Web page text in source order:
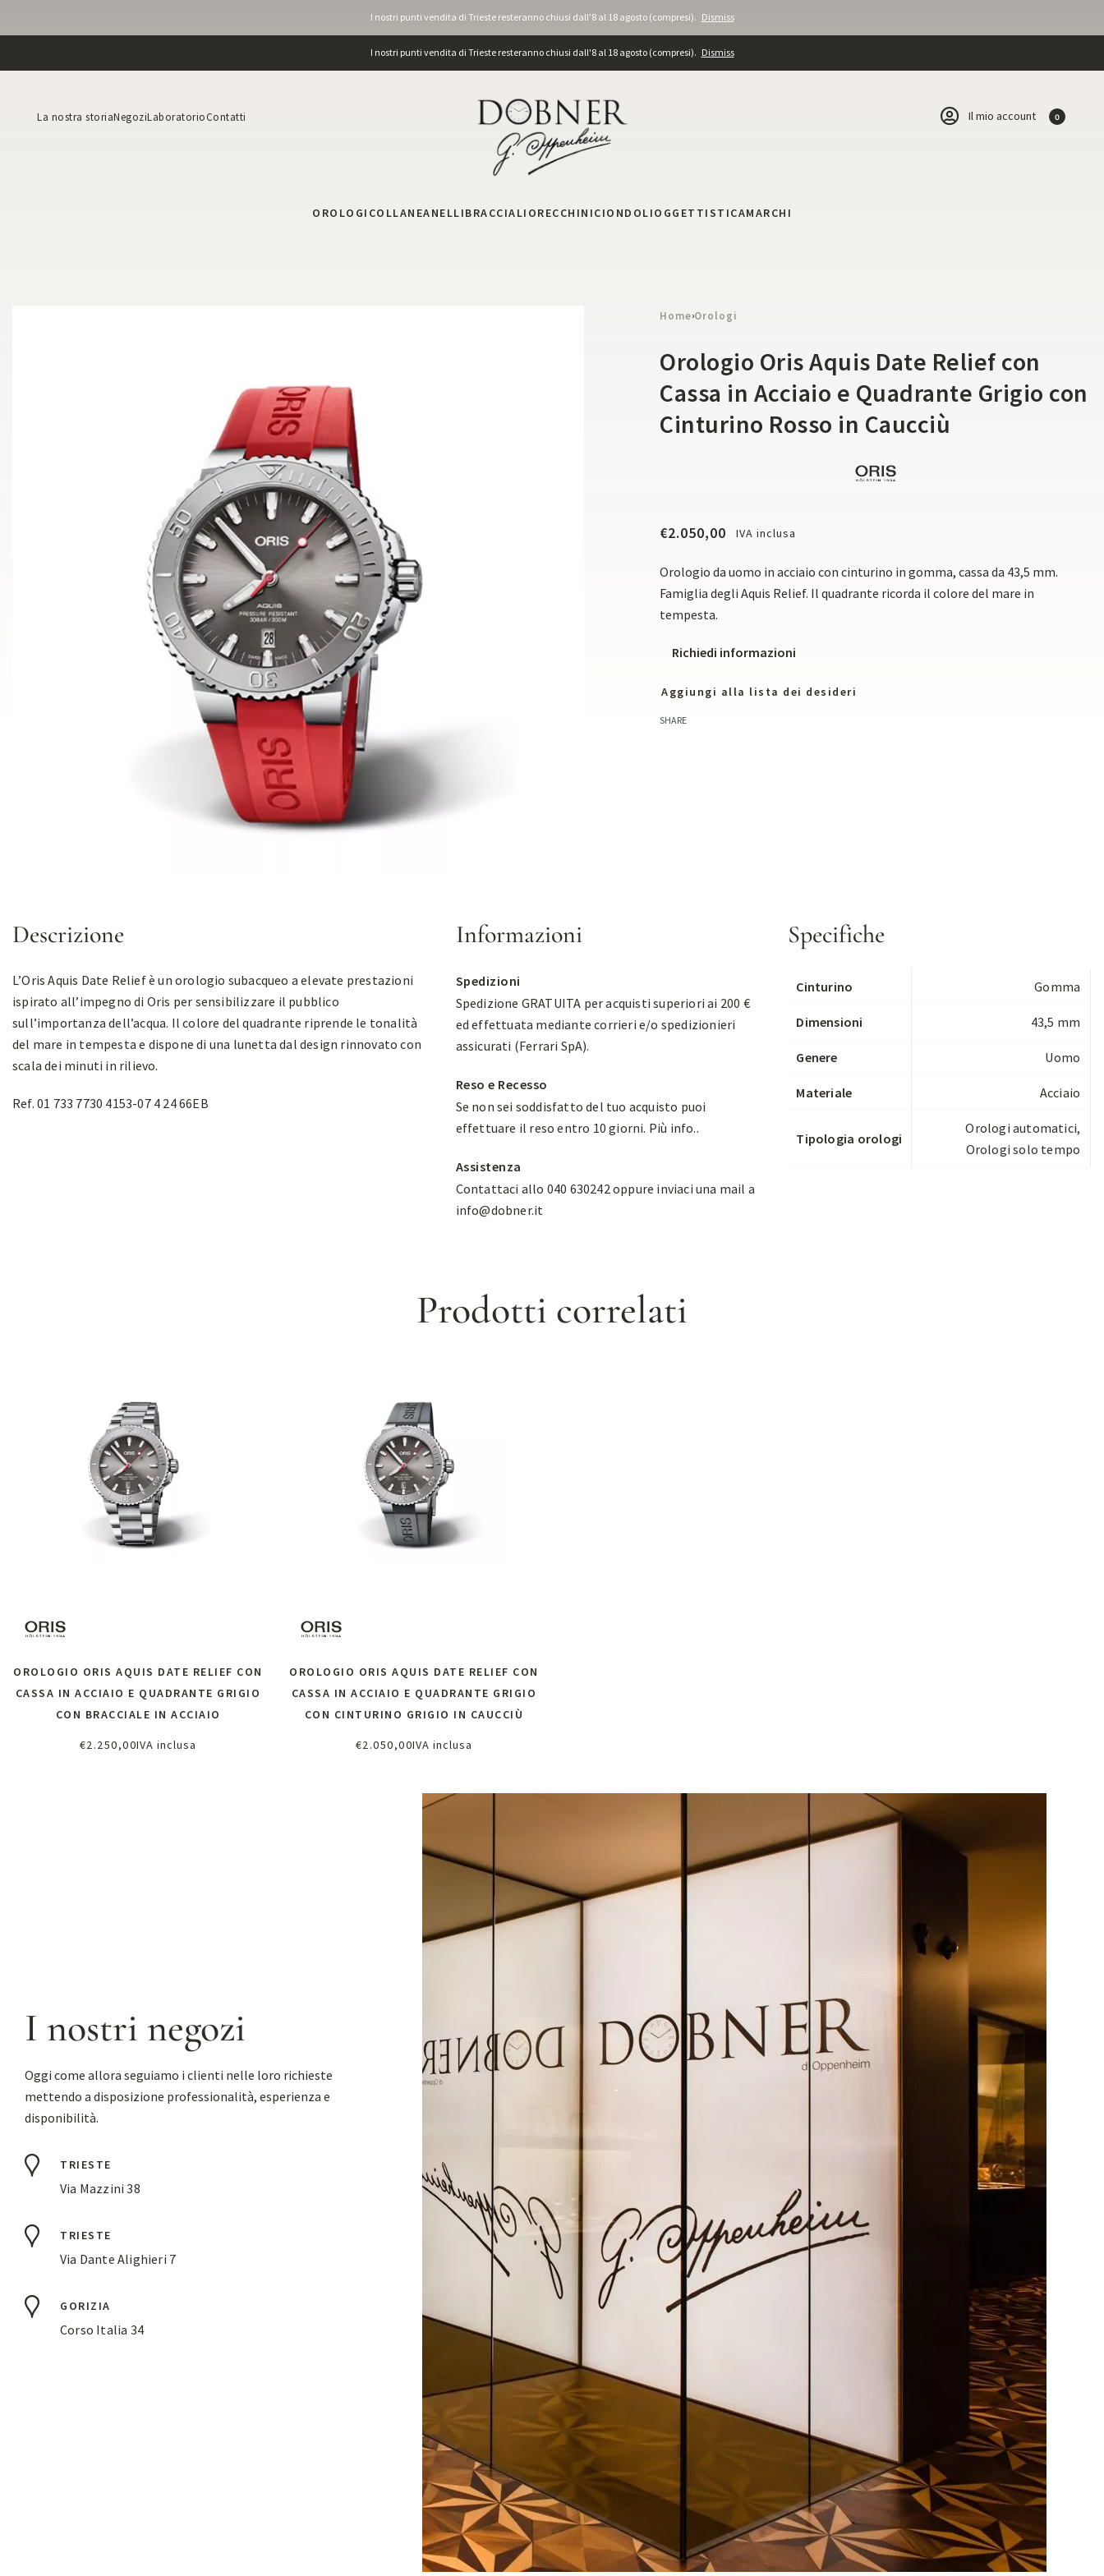
I nostri punti vendita di Trieste resteranno chiusi dall'8 al 18 agosto (compresi). Dismiss
I nostri punti vendita di Trieste resteranno chiusi dall'8 al 18 agosto (compresi). Dismiss
La nostra storiaNegoziLaboratorioContatti Il mio account 0
OROLOGI COLLANEANELLIBRACCIALI ORECCHINICIONDOLIOGGETTISTICAMARCHI
Home›Orologi
Orologio Oris Aquis Date Relief con
Cassa in Acciaio e Quadrante Grigio con
Cinturino Rosso in Caucciù
€2.050,00 IVA inclusa
Orologio da uomo in acciaio con cinturino in gomma, cassa da 43,5 mm.
Famiglia degli Aquis Relief. Il quadrante ricorda il colore del mare in
tempesta.
Richiedi informazioni
Aggiungi alla lista dei desideri
SHARE
Descrizione
L’Oris Aquis Date Relief è un orologio subacqueo a elevate prestazioni
ispirato all’impegno di Oris per sensibilizzare il pubblico
sull’importanza dell’acqua. Il colore del quadrante riprende le tonalità
del mare in tempesta e dispone di una lunetta dal design rinnovato con
scala dei minuti in rilievo.
Ref. 01 733 7730 4153-07 4 24 66EB
Informazioni
Spedizioni
Spedizione GRATUITA per acquisti superiori ai 200 €
ed effettuata mediante corrieri e/o spedizionieri
assicurati (Ferrari SpA).
Reso e Recesso
Se non sei soddisfatto del tuo acquisto puoi
effettuare il reso entro 10 giorni. Più info..
Assistenza
Contattaci allo 040 630242 oppure inviaci una mail a
info@dobner.it
Specifiche
Cinturino Gomma
Dimensioni 43,5 mm
Genere Uomo
Materiale Acciaio
Tipologia orologi
Orologi automatici,
Orologi solo tempo
Prodotti correlati
OROLOGIO ORIS AQUIS DATE RELIEF CON
CASSA IN ACCIAIO E QUADRANTE GRIGIO
CON BRACCIALE IN ACCIAIO
€2.250,00IVA inclusa
OROLOGIO ORIS AQUIS DATE RELIEF CON
CASSA IN ACCIAIO E QUADRANTE GRIGIO
CON CINTURINO GRIGIO IN CAUCCIÙ
€2.050,00IVA inclusa
I nostri negozi
Oggi come allora seguiamo i clienti nelle loro richieste
mettendo a disposizione professionalità, esperienza e
disponibilità.
TRIESTE
Via Mazzini 38
TRIESTE
Via Dante Alighieri 7
GORIZIA
Corso Italia 34